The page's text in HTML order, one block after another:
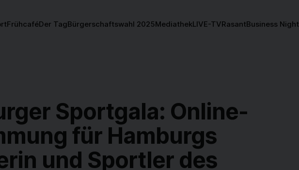
FrühcaféDer TagBürgerschaftswahl 2025MediathekLIVE-TVRasantBusiness Night
Sportgala: Online-
für Hamburgs
und Sportler des